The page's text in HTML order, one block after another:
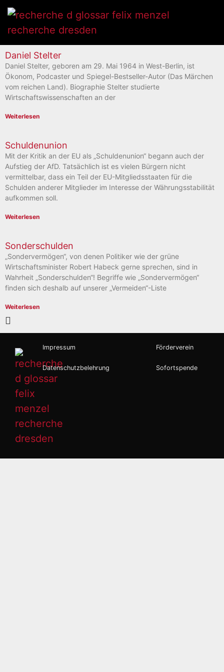
Daniel Stelter
Daniel Stelter, geboren am 29. Mai 1964 in West-Berlin, ist
Ökonom, Podcaster und Spiegel-Bestseller-Autor (Das Märchen
vom reichen Land). Biographie Stelter studierte
Wirtschaftswissenschaften an der
Weiterlesen
Schuldenunion
Mit der Kritik an der EU als „Schuldenunion“ begann auch der
Aufstieg der AfD. Tatsächlich ist es vielen Bürgern nicht
vermittelbar, dass ein Teil der EU-Mitgliedsstaaten für die
Schulden anderer Mitglieder im Interesse der Währungsstabilität
aufkommen soll.
Weiterlesen
Sonderschulden
„Sondervermögen“, von denen Politiker wie der grüne
Wirtschaftsminister Robert Habeck gerne sprechen, sind in
Wahrheit „Sonderschulden“! Begriffe wie „Sondervermögen“
finden sich deshalb auf unserer „Vermeiden“-Liste
Weiterlesen
Impressum
Datenschutzbelehrung
Förderverein
Sofortspende